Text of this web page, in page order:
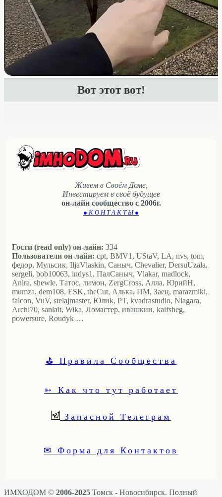
Вот этот вот!
Живем в Своём Доме,
Инвестируем в своё будущее
он-лайн сообщество с 2006г.
● К О Н Т А К Т Ы ●
Гости (read only) он-лайн: 334
Пользователи он-лайн: cpt, BMV1, UStaV, LA, nvs, tom,
федор, Мульсик, IljaVlaskin, Саныч, Chevalier, DersuUzala,
sergeli, bob10063, indys1, ПалСаныч, Vlakar, madlock,
Anira, shewle, Татос, лимон, ZergCross, Алла, ЮрийН,
mumza, dem108, ESK, theCut, Алька, ПМ, Заец, marazmiki,
falcon, VuV, stelajmaster, Юлиk, PT, kvadrastudio, Niagara,
Archi70, sanlait, Wika, Ломастер, ивашкин, kaifsheg,
powersure, Roudyk …
⛳ Правила Сообщества
➳ Как что тут работает
Запасной Телеграм
✉ Форма для Контактов
ИМХОДОМ © 2006-2025 Томск - Новосибирск. Полный